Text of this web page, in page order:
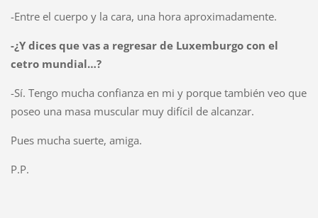
-Entre el cuerpo y la cara, una hora aproximadamente.
-¿Y dices que vas a regresar de Luxemburgo con el
cetro mundial…?
-Sí. Tengo mucha confianza en mi y porque también veo que
poseo una masa muscular muy difícil de alcanzar.
Pues mucha suerte, amiga.
P.P.